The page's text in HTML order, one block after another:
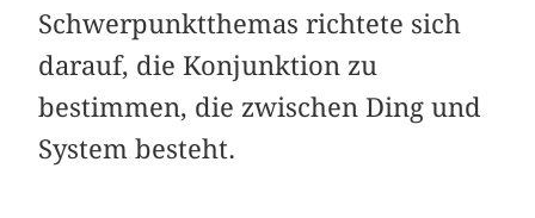
Schwerpunktthemas richtete sich
darauf, die Konjunktion zu
bestimmen, die zwischen Ding und
System besteht.